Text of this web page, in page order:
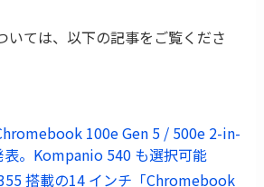
いては、以下の記事をご覧くださ
100e Gen 5 / 500e 2-in-
表。Kompanio 540 も選択可能
搭載の14 インチ「Chromebook